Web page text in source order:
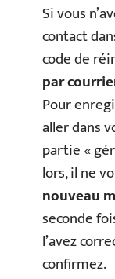
Si vous
contact
code de
par
Pour
aller dans
partie «
lors, il ne
nouveau
seconde
l’avez
confirmez.